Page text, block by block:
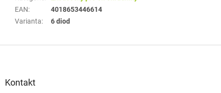
EAN:
4018653446614
Varianta: 6 diod
Kontakt